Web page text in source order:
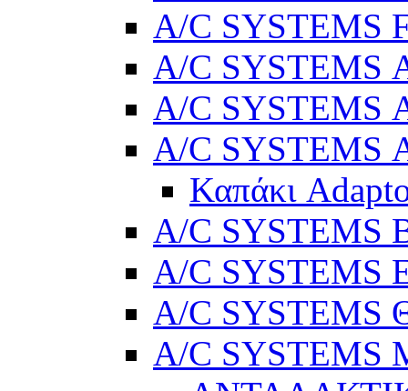
A/C SYSTEMS
A/C SYSTEMS
A/C SYSTEMS
A/C SYSTEMS
Καπάκι
A/C SYSTEMS
A/C SYSTEMS
A/C SYSTEMS
A/C SYSTEMS